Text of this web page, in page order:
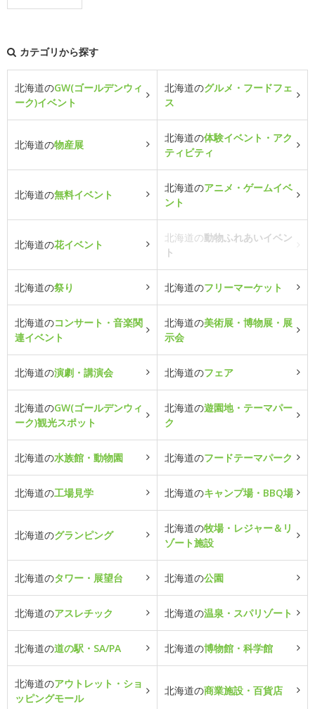
カテゴリから探す
北海道のGW(ゴールデンウィ
ーク)イベント
北海道のグルメ・フードフェ
ス
北海道の物産展
北海道の体験イベント・アク
ティビティ
北海道の無料イベント
北海道のアニメ・ゲームイベ
ント
北海道の花イベント
北海道の動物ふれあいイベン
ト
北海道の祭り 北海道のフリーマーケット
北海道のコンサート・音楽関
連イベント
北海道の美術展・博物展・展
示会
北海道の演劇・講演会 北海道のフェア
北海道のGW(ゴールデンウィ
ーク)観光スポット
北海道の遊園地・テーマパー
ク
北海道の水族館・動物園 北海道のフードテーマパーク
北海道の工場見学 北海道のキャンプ場・BBQ場
北海道のグランピング
北海道の牧場・レジャー＆リ
ゾート施設
北海道のタワー・展望台 北海道の公園
北海道のアスレチック 北海道の温泉・スパリゾート
北海道の道の駅・SA/PA 北海道の博物館・科学館
北海道のアウトレット・ショ
ッピングモール
北海道の商業施設・百貨店